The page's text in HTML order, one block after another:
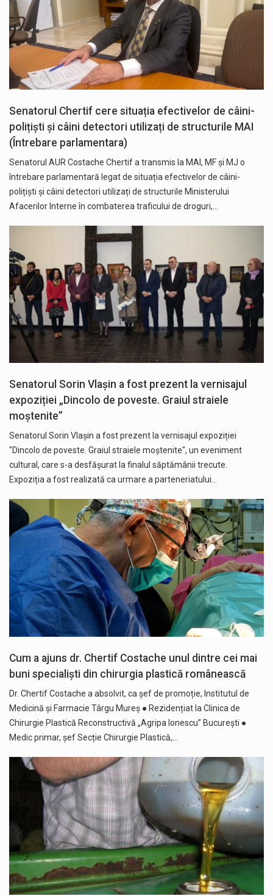
Senatorul Chertif cere situația efectivelor de câini-
polițiști și câini detectori utilizați de structurile MAI
(Întrebare parlamentara)
Senatorul AUR Costache Chertif a transmis la MAI, MF și MJ o
întrebare parlamentară legat de situația efectivelor de câini-
polițiști și câini detectori utilizați de structurile Ministerului
Afacerilor Interne în combaterea traficului de droguri,…
Senatorul Sorin Vlașin a fost prezent la vernisajul
expoziției „Dincolo de poveste. Graiul straiele
moștenite”
Senatorul Sorin Vlașin a fost prezent la vernisajul expoziției
"Dincolo de poveste. Graiul straiele moștenite", un eveniment
cultural, care s-a desfășurat la finalul săptămânii trecute.
Expoziția a fost realizată ca urmare a parteneriatului…
Cum a ajuns dr. Chertif Costache unul dintre cei mai
buni specialiști din chirurgia plastică românească
Dr. Chertif Costache a absolvit, ca șef de promoție, Institutul de
Medicină și Farmacie Târgu Mureș ● Rezidențiat la Clinica de
Chirurgie Plastică Reconstructivă „Agripa Ionescu” București ●
Medic primar, șef Secție Chirurgie Plastică,…